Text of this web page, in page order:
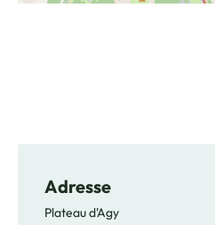
Adresse
Plateau d'Agy